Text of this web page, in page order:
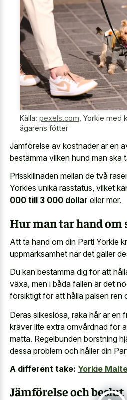
Källa: pexels.com, Yorkie med
ägarens fötter
Jämförelse av kostnader är en
bestämma vilken hund man ska
Prisskillnaden mellan de två
Yorkies unika rasstatus, vilket
000 till 3 000 dollar eller mer.
Hur man tar hand om
Att ta hand om din Parti Yorkie
uppmärksamhet när det gäller
Du kan bestämma dig för att
växa, men i båda fallen är det
försiktigt för att hålla pälsen ren
Deras silkeslösa, raka hår är en
kräver lite extra omvårdnad för
matta. Regelbunden borstning
dessa problem och håller din
A different take: Yorkie
Jämförelse och beslut